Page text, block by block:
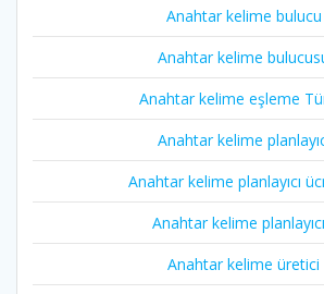
Anahtar kelime bulucu
Anahtar kelime
Anahtar kelime eşleme
Anahtar kelime
Anahtar kelime planlayıcı
Anahtar kelime
Anahtar kelime üretici